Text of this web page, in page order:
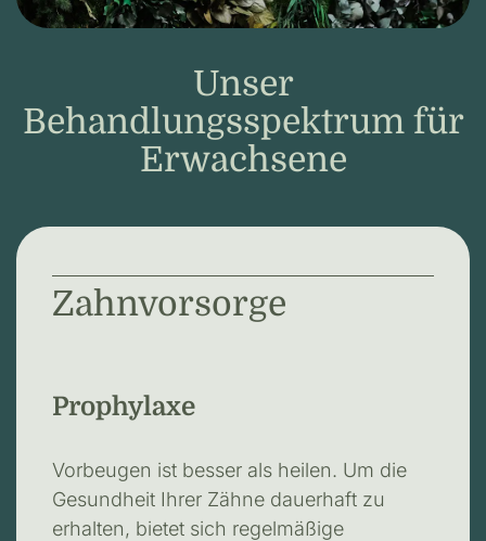
Unser
Behandlungsspektrum für
Erwachsene
Zahnvorsorge
Prophylaxe
Vorbeugen ist besser als heilen. Um die
Gesundheit Ihrer Zähne dauerhaft zu
erhalten, bietet sich regelmäßige